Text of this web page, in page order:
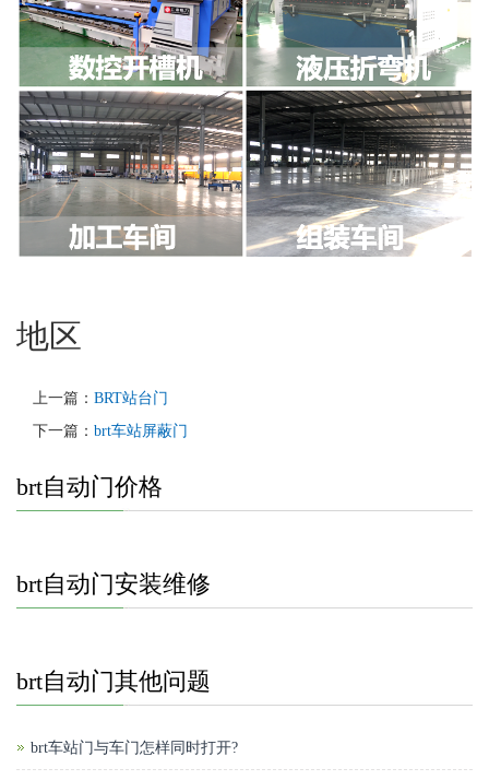
地区
上一篇： BRT站台门
下一篇： brt车站屏蔽门
brt自动门价格
brt自动门安装维修
brt自动门其他问题
brt车站门与车门怎样同时打开?